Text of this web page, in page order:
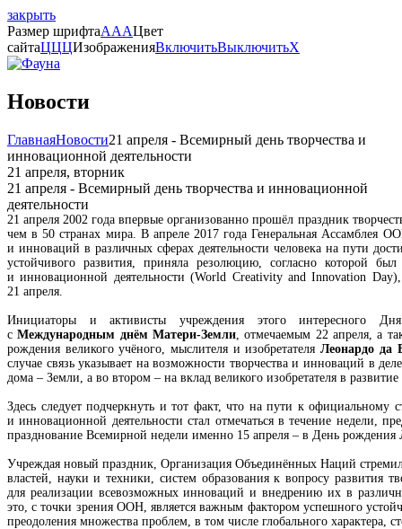
закрыть
Размер шрифтаAAAЦвет
сайтаЦЦЦИзображенияВключитьВыключитьX
Новости
ГлавнаяНовости21 апреля - Всемирный день творчества и
инновационной деятельности
21 апреля, вторник
21 апреля - Всемирный день творчества и инновационной
деятельности
21 апреля 2002 года впервые организованно прошёл праздник
чем в 50 странах мира. В апреле 2017 года Генеральная Ассамблея
и инноваций в различных сферах деятельности человека на пути
устойчивого развития, приняла резолюцию, согласно которой
и инновационной деятельности (World Creativity and Innovation
21 апреля.
Инициаторы и активисты учреждения этого интересного
сМеждународным днём Матери-Земли , отмечаемым 22 апреля, а
рождения великого учёного, мыслителя и изобретателяЛеонардо да
случае связь указывает на возможности творчества и инноваций в
дома – Земли, а во втором – на вклад великого изобретателя в
Здесь следует подчеркнуть и тот факт, что на пути к официальному
и инновационной деятельности стал отмечаться в течение недели,
празднование Всемирной недели именно 15 апреля – в День
Учреждая новый праздник, Организация Объединённых Наций
властей, науки и техники, систем образования к вопросу развития
для реализации всевозможных инноваций и внедрению их в
это, с точки зрения ООН, является важным фактором успешного
преодоления множества проблем, в том числе глобального характера,